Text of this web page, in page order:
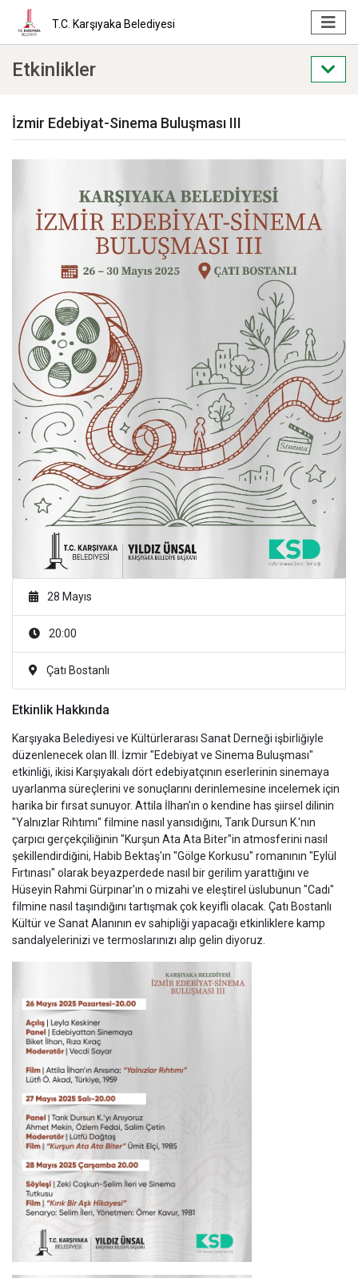
T.C. Karşıyaka Belediyesi
Etkinlikler
İzmir Edebiyat-Sinema Buluşması III
28 Mayıs
20:00
Çatı Bostanlı
Etkinlik Hakkında
Karşıyaka Belediyesi ve Kültürlerarası Sanat Derneği işbirliğiyle
düzenlenecek olan III. İzmir "Edebiyat ve Sinema Buluşması"
etkinliği, ikisi Karşıyakalı dört edebiyatçının eserlerinin sinemaya
uyarlanma süreçlerini ve sonuçlarını derinlemesine incelemek için
harika bir fırsat sunuyor. Attila İlhan'ın o kendine has şiirsel dilinin
"Yalnızlar Rıhtımı" filmine nasıl yansıdığını, Tarık Dursun K.'nın
çarpıcı gerçekçiliğinin "Kurşun Ata Ata Biter"in atmosferini nasıl
şekillendirdiğini, Habib Bektaş'ın "Gölge Korkusu" romanının "Eylül
Fırtınası" olarak beyazperdede nasıl bir gerilim yarattığını ve
Hüseyin Rahmi Gürpınar'ın o mizahi ve eleştirel üslubunun "Cadı"
filmine nasıl taşındığını tartışmak çok keyifli olacak. Çatı Bostanlı
Kültür ve Sanat Alanının ev sahipliği yapacağı etkinliklere kamp
sandalyelerinizi ve termoslarınızı alıp gelin diyoruz.